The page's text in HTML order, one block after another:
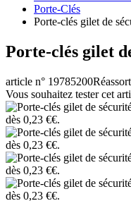
Porte-Clés
Porte-clés gilet de
Porte-clés gilet
article n° 19785200
Vous souhaitez tester cet